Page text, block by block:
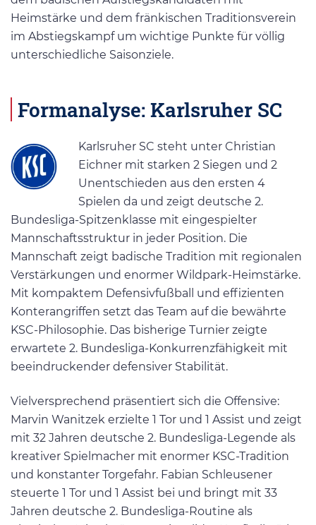
Heimstärke und dem fränkischen Traditionsverein
im Abstiegskampf um wichtige Punkte für völlig
unterschiedliche Saisonziele.
Formanalyse: Karlsruher SC
Karlsruher SC steht unter Christian
Eichner mit starken 2 Siegen und 2
Unentschieden aus den ersten 4
Spielen da und zeigt deutsche 2.
Bundesliga-Spitzenklasse mit eingespielter
Mannschaftsstruktur in jeder Position. Die
Mannschaft zeigt badische Tradition mit regionalen
Verstärkungen und enormer Wildpark-Heimstärke.
Mit kompaktem Defensivfußball und effizienten
Konterangriffen setzt das Team auf die bewährte
KSC-Philosophie. Das bisherige Turnier zeigte
erwartete 2. Bundesliga-Konkurrenzfähigkeit mit
beeindruckender defensiver Stabilität.
Vielversprechend präsentiert sich die Offensive:
Marvin Wanitzek erzielte 1 Tor und 1 Assist und zeigt
mit 32 Jahren deutsche 2. Bundesliga-Legende als
kreativer Spielmacher mit enormer KSC-Tradition
und konstanter Torgefahr. Fabian Schleusener
steuerte 1 Tor und 1 Assist bei und bringt mit 33
Jahren deutsche 2. Bundesliga-Routine als